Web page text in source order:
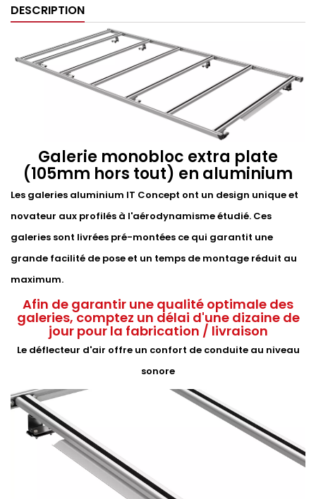
DESCRIPTION
Galerie monobloc extra plate
(105mm hors tout) en aluminium
Les galeries aluminium IT Concept ont un design unique et
novateur aux profilés à l'aérodynamisme étudié. Ces
galeries sont livrées pré-montées ce qui garantit une
grande facilité de pose et un temps de montage réduit au
maximum.
Afin de garantir une qualité optimale des
galeries, comptez un délai d'une dizaine de
jour pour la fabrication / livraison
Le déflecteur d'air offre un confort de conduite au niveau
sonore